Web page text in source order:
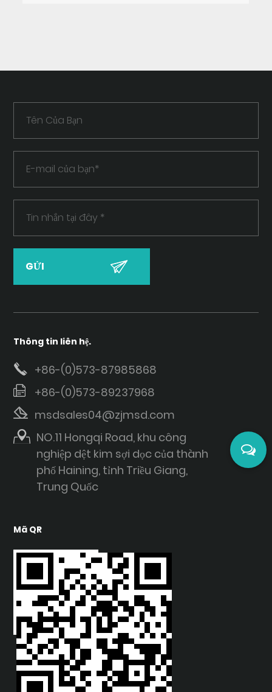
Thông tin liên hệ.
+86-(0)573-87985868
+86-(0)573-89237968
msdsales04@zjmsd.com
NO.11 Hongqi Road, khu công
nghiệp dệt kim sợi dọc của thành
phố Haining, tỉnh Triều Giang,
Trung Quốc
Mã QR